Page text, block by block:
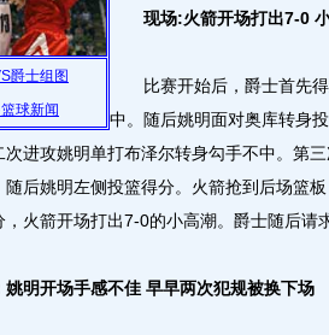
爵士组图
球新闻
现场:火箭开场打出7-0 小
比赛开始后，爵士首先得
中。随后姚明面对奥库转身
次进攻姚明单打布泽尔转身勾手不中。第
随后姚明左侧投篮得分。火箭抢到后场篮
火箭开场打出7-0的小高潮。爵士随后请
姚明开场手感不佳 早早两次犯规被换下场